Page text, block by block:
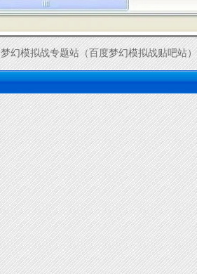
梦幻模拟战专题站（百度梦幻模拟战贴吧站